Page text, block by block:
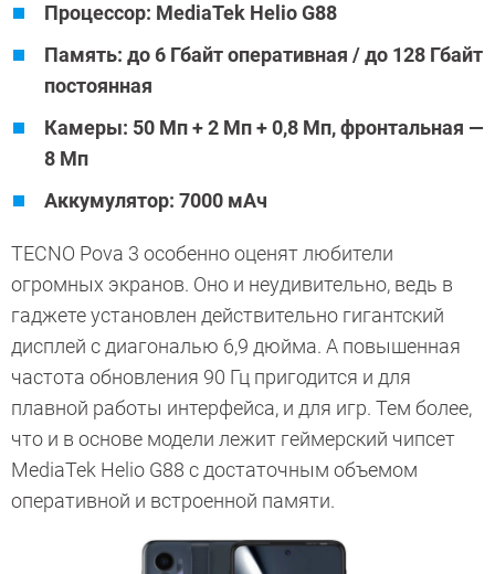
Процессор: MediaTek Helio G88
Память: до 6 Гбайт оперативная / до 128 Гбайт
постоянная
Камеры: 50 Мп + 2 Мп + 0,8 Мп, фронтальная —
8 Мп
Аккумулятор: 7000 мАч
TECNO Pova 3 особенно оценят любители
огромных экранов. Оно и неудивительно, ведь в
гаджете установлен действительно гигантский
дисплей с диагональю 6,9 дюйма. А повышенная
частота обновления 90 Гц пригодится и для
плавной работы интерфейса, и для игр. Тем более,
что и в основе модели лежит геймерский чипсет
MediaTek Helio G88 с достаточным объемом
оперативной и встроенной памяти.